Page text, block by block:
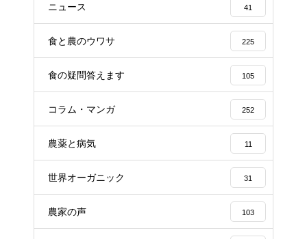
ニュース 41
食と農のウワサ 225
食の疑問答えます 105
コラム・マンガ 252
農薬と病気 11
世界オーガニック 31
農家の声 103